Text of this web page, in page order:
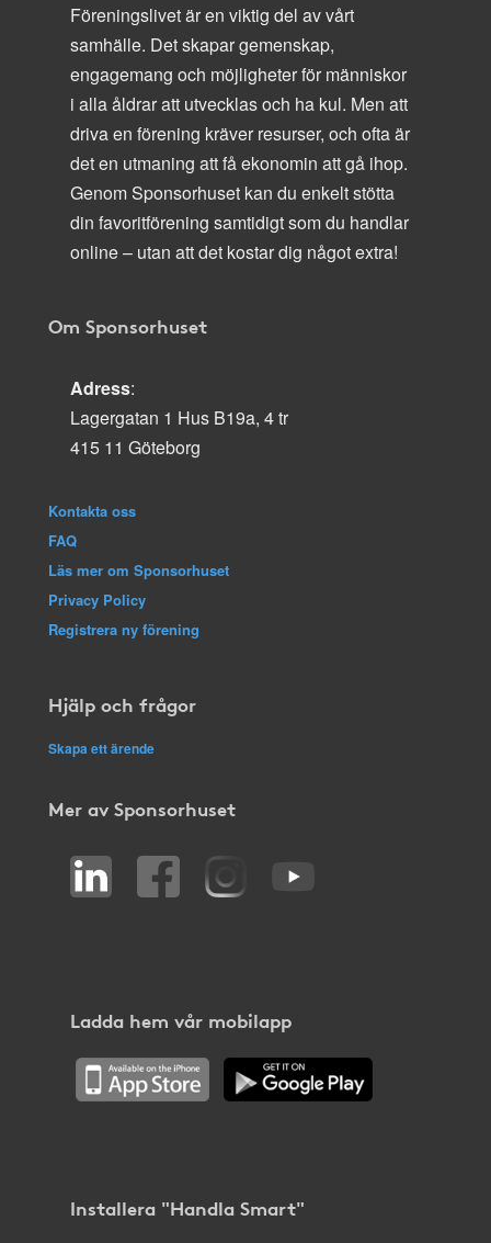
Föreningslivet är en viktig del av vårt
samhälle. Det skapar gemenskap,
engagemang och möjligheter för människor
i alla åldrar att utvecklas och ha kul. Men att
driva en förening kräver resurser, och ofta är
det en utmaning att få ekonomin att gå ihop.
Genom Sponsorhuset kan du enkelt stötta
din favoritförening samtidigt som du handlar
online – utan att det kostar dig något extra!
Om Sponsorhuset
Adress:
Lagergatan 1 Hus B19a, 4 tr
415 11 Göteborg
Kontakta oss
FAQ
Läs mer om Sponsorhuset
Privacy Policy
Registrera ny förening
Hjälp och frågor
Skapa ett ärende
Mer av Sponsorhuset
Ladda hem vår mobilapp
Installera "Handla Smart"